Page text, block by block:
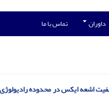
داوران تماس با ما